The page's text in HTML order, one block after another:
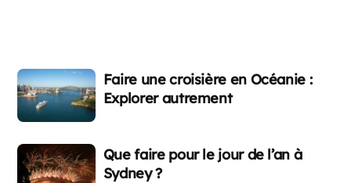
Faire une croisière en Océanie :
Explorer autrement
Que faire pour le jour de l’an à
Sydney ?